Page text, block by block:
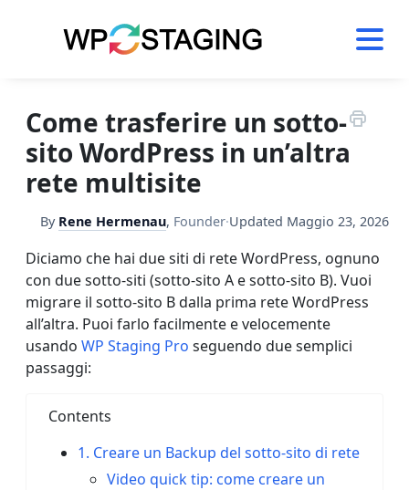
Come trasferire un sotto-
sito WordPress in un’altra
rete multisite
By Rene Hermenau, Founder·Updated Maggio 23, 2026
Diciamo che hai due siti di rete WordPress, ognuno
con due sotto-siti (sotto-sito A e sotto-sito B). Vuoi
migrare il sotto-sito B dalla prima rete WordPress
all’altra. Puoi farlo facilmente e velocemente
usando WP Staging Pro seguendo due semplici
passaggi:
Contents
1. Creare un Backup del sotto-sito di rete
Video quick tip: come creare un